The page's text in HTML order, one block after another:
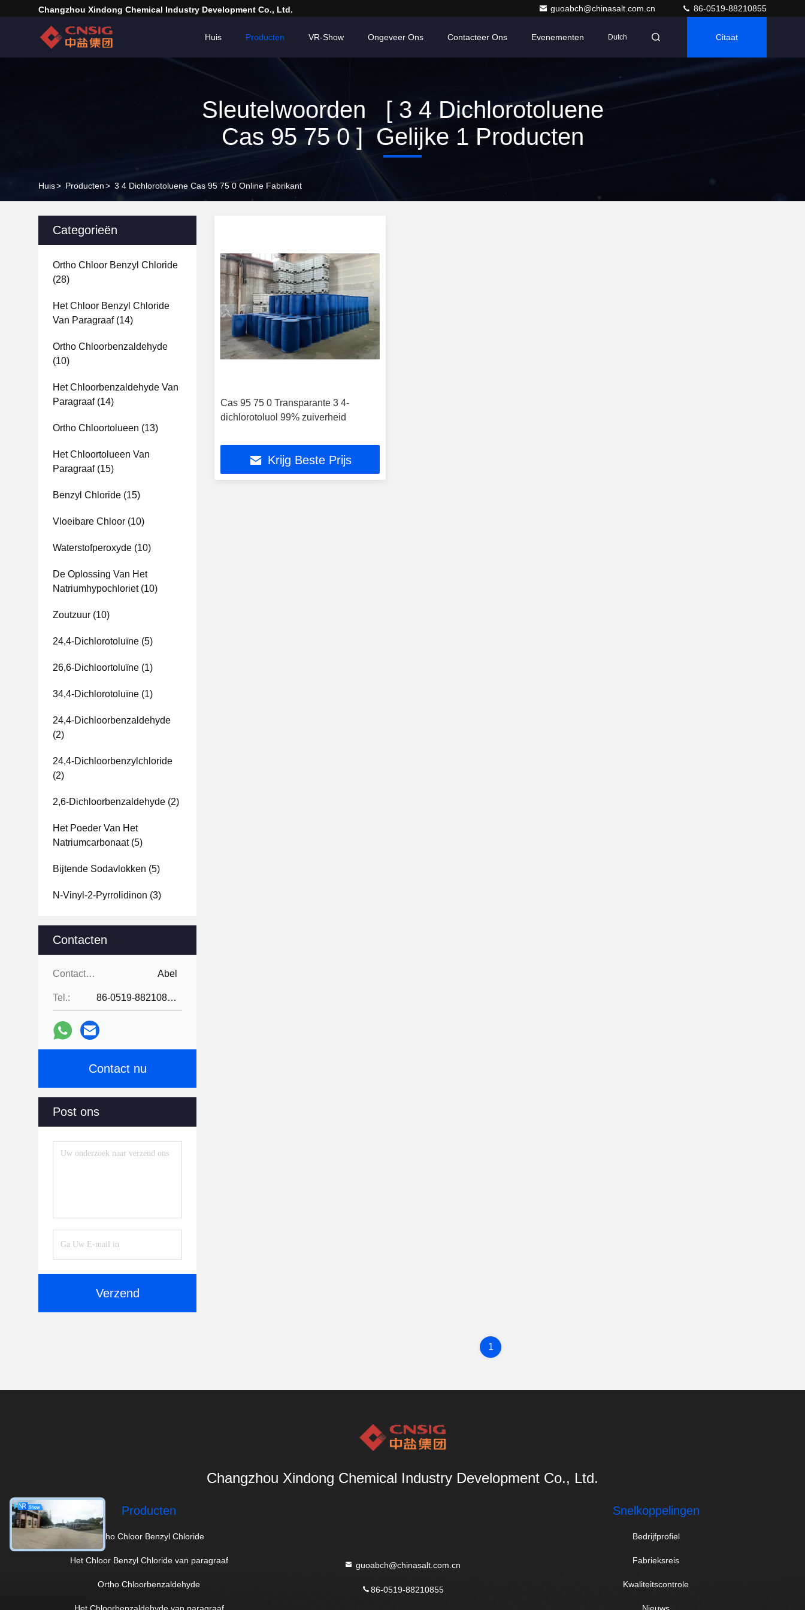
Changzhou Xindong Chemical Industry Development Co., Ltd. guoabch@chinasalt.com.cn 86-0519-88210855
Huis Producten VR-Show Ongeveer Ons Contacteer Ons Evenementen Dutch Citaat
Sleutelwoorden [ 3 4 Dichlorotoluene
Cas 95 75 0 ] Gelijke 1 Producten
Huis> Producten> 3 4 Dichlorotoluene Cas 95 75 0 Online Fabrikant
Categorieën
Ortho Chloor Benzyl Chloride
(28)
Het Chloor Benzyl Chloride
Van Paragraaf(14)
Ortho Chloorbenzaldehyde
(10)
Het Chloorbenzaldehyde Van
Paragraaf(14)
Ortho Chloortolueen (13)
Het Chloortolueen Van
Paragraaf(15)
Benzyl Chloride (15)
Vloeibare Chloor (10)
Waterstofperoxyde (10)
De Oplossing Van Het
Natriumhypochloriet(10)
Zoutzuur (10)
24,4-Dichlorotoluïne (5)
26,6-Dichloortoluïne (1)
34,4-Dichlorotoluïne (1)
24,4-Dichloorbenzaldehyde
(2)
24,4-Dichloorbenzylchloride
(2)
2,6-Dichloorbenzaldehyde (2)
Het Poeder Van Het
Natriumcarbonaat(5)
Bijtende Sodavlokken (5)
N-Vinyl-2-Pyrrolidinon (3)
Contacten
Contacten: Abel
Tel.: 86-0519-88210855
Contact nu
Post ons
Verzend
Cas 95 75 0 Transparante 3 4-
dichlorotoluol 99% zuiverheid
Krijg Beste Prijs
1
Changzhou Xindong Chemical Industry Development Co., Ltd.
Producten
Ortho Chloor Benzyl Chloride
Het Chloor Benzyl Chloride van paragraaf
Ortho Chloorbenzaldehyde
guoabch@chinasalt.com.cn
86-0519-88210855
Snelkoppelingen
Bedrijfprofiel
Fabrieksreis
Kwaliteitscontrole